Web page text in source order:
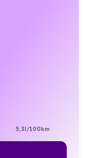
5,3l/100km